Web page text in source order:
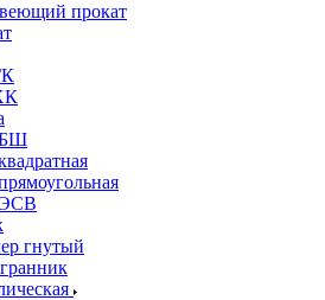
прокат
БШ
ЭСВ
гнутый